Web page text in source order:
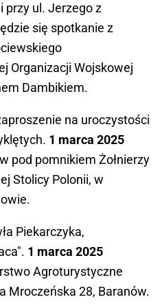
przy ul. Jerzego z
się spotkanie z
Organizacji Wojskowej
Dambikiem.
na uroczystości
1 marca 2025
pod pomnikiem Żołnierzy
Stolicy Polonii, w
Piekarczyka,
1 marca 2025
Agroturystyczne
Mroczeńska 28, Baranów.